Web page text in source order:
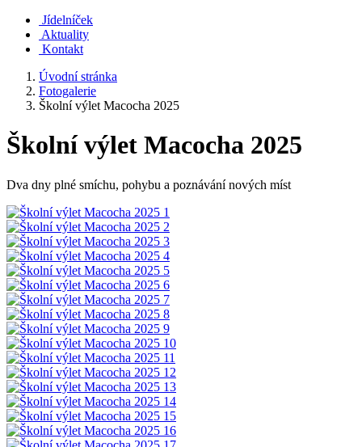
Jídelníček
Aktuality
Kontakt
Úvodní stránka
Fotogalerie
Školní výlet Macocha 2025
Školní výlet Macocha 2025
Dva dny plné smíchu, pohybu a poznávání nových míst